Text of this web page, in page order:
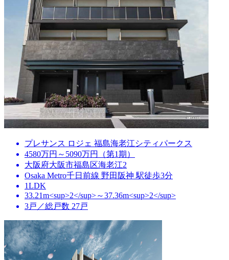
プレサンス ロジェ 福島海老江シティパークス
4580万円～5090万円（第1期）
大阪府大阪市福島区海老江2
Osaka Metro千日前線 野田阪神 駅徒歩3分
1LDK
33.21m<sup>2</sup>～37.36m<sup>2</sup>
3戸／総戸数 27戸